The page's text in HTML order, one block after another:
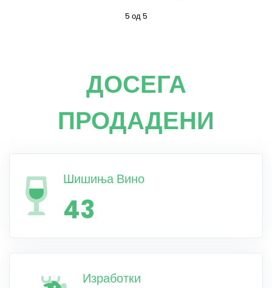
5 од 5
ДОСЕГА
ПРОДАДЕНИ
Шишиња Вино
43
Изработки